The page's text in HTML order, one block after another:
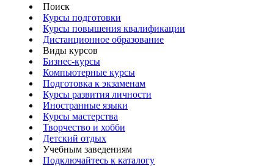
Поиск
Курсы подготовки
Курсы повышения квалификации
Дистанционное образование
Виды курсов
Бизнес-курсы
Компьютерные курсы
Подготовка к экзаменам
Курсы развития личности
Иностранные языки
Курсы мастерства
Творчество и хобби
Детский отдых
Учебным заведениям
Подключайтесь к каталогу